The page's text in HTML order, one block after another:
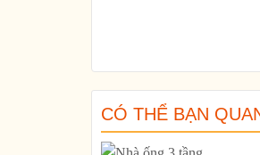
CÓ THỂ BẠN